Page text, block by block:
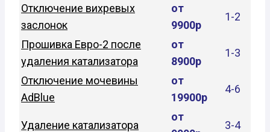
Отключение вихревых
заслонок
от
9900р
1-2
Прошивка Евро-2 после
удаления катализатора
от
8900р
1-3
Отключение мочевины
AdBlue
от
19900р
4-6
Удаление катализатора
от
3-4